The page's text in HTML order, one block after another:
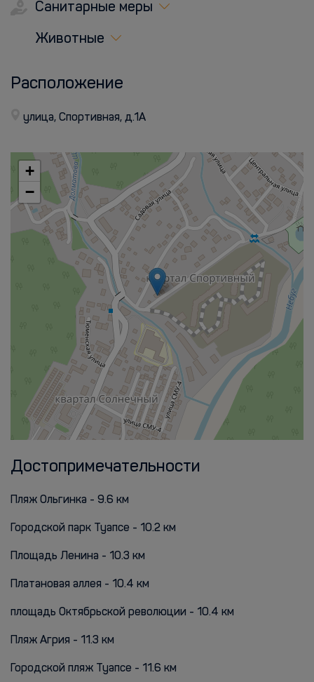
Санитарные меры
Животные
Расположение
улица, Спортивная, д.1А
+
−
Достопримечательности
Пляж Ольгинка - 9.6 км
Городской парк Туапсе - 10.2 км
Площадь Ленина - 10.3 км
Платановая аллея - 10.4 км
площадь Октябрьской революции - 10.4 км
Пляж Агрия - 11.3 км
Городской пляж Туапсе - 11.6 км